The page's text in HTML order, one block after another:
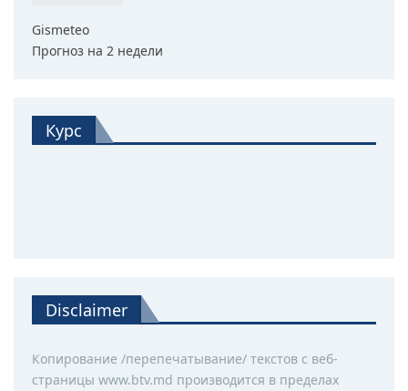
Gismeteo
Прогноз на 2 недели
Курс
Disclaimer
Копирование /перепечатывание/ текстов с веб-
страницы www.btv.md производится в пределах